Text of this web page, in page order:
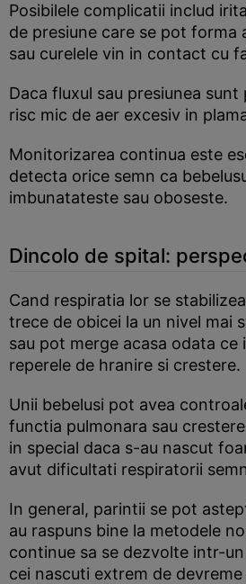
Posibilele complicatii includ
de presiune care se pot forma
sau curelele vin in contact cu
Daca fluxul sau presiunea sunt
risc mic de aer excesiv in
Monitorizarea continua este
detecta orice semn ca
imbunatateste sau oboseste.
Dincolo de spital:
Cand respiratia lor se
trece de obicei la un nivel mai
sau pot merge acasa odata ce
reperele de hranire si crestere.
Unii bebelusi pot avea
functia pulmonara sau
in special daca s-au nascut
avut dificultati respiratorii
In general, parintii se pot
au raspuns bine la metodele
continue sa se dezvolte intr-
cei nascuti extrem de